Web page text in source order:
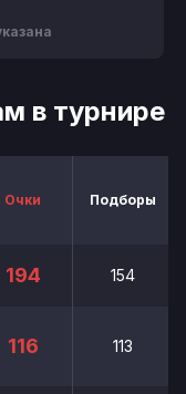
в турнире
Очки Подборы
194 154
116 113